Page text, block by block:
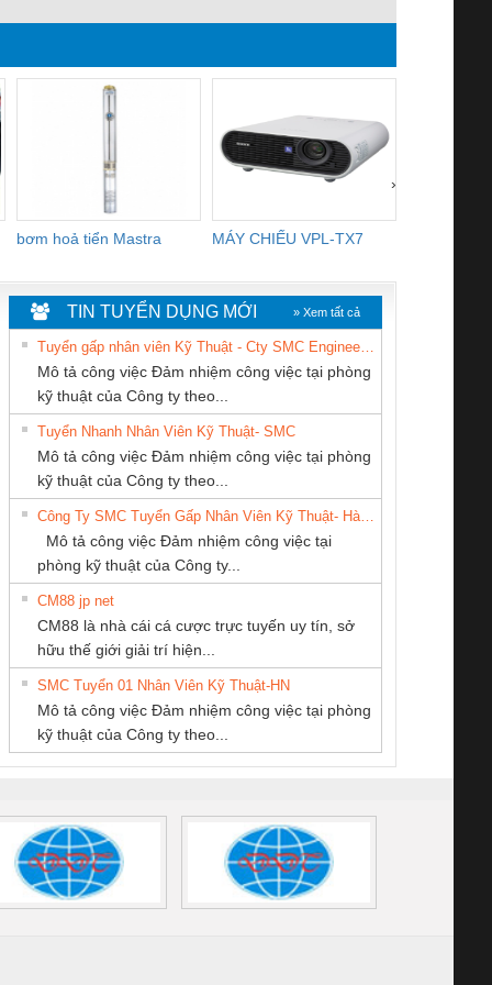
bơm hoả tiển Mastra MÁY CHIẾU VPL-TX7
›
Le An Toàn
Contact
– PSR-
SCP-
FSP/2X1/1X2
sát chuỗi
tấm pin
16I+
(2502520000)
Bộ giám sát chuỗi
tấm pin
TRANSCLINIC 16I+
1K5 L (2433950000)
Bộ giám sát dòng
TRANSCLINIC 16I+
(2008130000)
Bộ chỉnh lưu nguồn
điện TRANSCLINIC
BKE 1K5.4
(7791400879)2. Giá
Nẹp nhôm chống
trơn Đà Nẵng
Tan Dong Cang
company LTD
Công Ty TNHH
Thiết Bị Điện Nam
Quốc Thịnh
CÔNG TY TNHH
THIÊN ÂN VIỆT
NAM
Công ty TNHH
Thương Mại SX Ba
Ba Miền
THƯƠNG MẠI
GIA HƯNG PHÁT
TIN TUYỂN DỤNG MỚI » Xem tất cả
Mô tả công việc Đảm nhiệm công việc tại phòng
kỹ thuật của Công ty theo...
Tuyển Nhanh Nhân Viên Kỹ Thuật- SMC
Mô tả công việc Đảm nhiệm công việc tại phòng
kỹ thuật của Công ty theo...
Mô tả công việc Đảm nhiệm công việc tại
phòng kỹ thuật của Công ty...
CM88 jp net
CM88 là nhà cái cá cược trực tuyến uy tín, sở
hữu thế giới giải trí hiện...
SMC Tuyển 01 Nhân Viên Kỹ Thuật-HN
Mô tả công việc Đảm nhiệm công việc tại phòng
kỹ thuật của Công ty theo...